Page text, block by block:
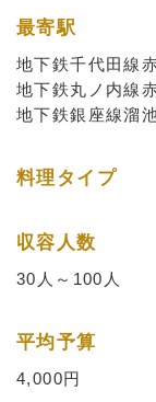
最寄駅
地下鉄千代田線
地下鉄丸ノ内線
地下鉄銀座線溜
料理タイプ
収容人数
30人～100人
平均予算
4,000円